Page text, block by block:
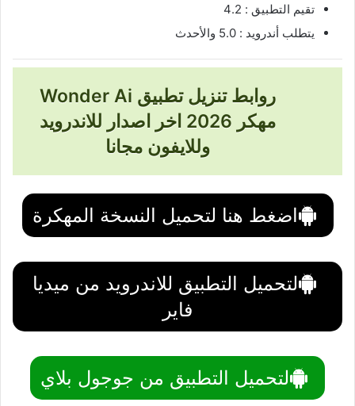
تقيم التطبيق : 4.2
يتطلب أندرويد : 5.0 والأحدث
روابط تنزيل تطبيق Wonder Ai
مهكر 2026 اخر اصدار للاندرويد
وللايفون مجانا
اضغط هنا لتحميل النسخة المهكرة
لتحميل التطبيق للاندرويد من ميديا
فاير
لتحميل التطبيق من جوجول بلاي